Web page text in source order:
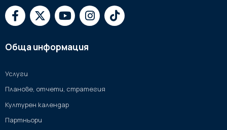
Обща информация
Услуги
Планове, отчети, стратегия
Културен календар
Партньори